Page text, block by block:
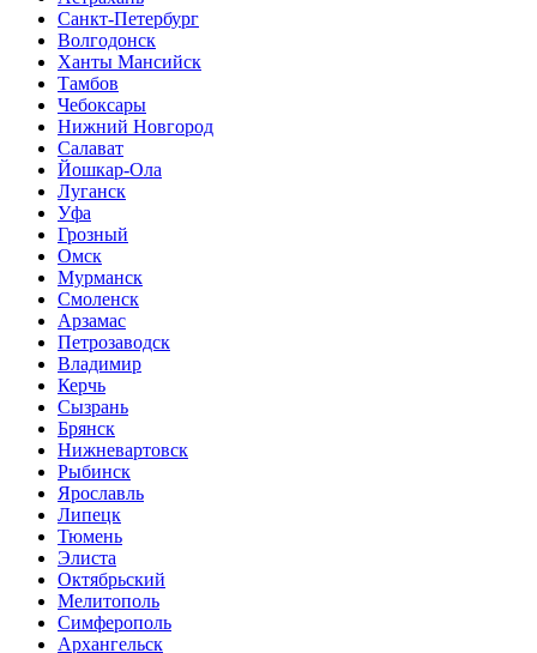
Санкт-Петербург
Волгодонск
Ханты Мансийск
Тамбов
Чебоксары
Нижний Новгород
Салават
Йошкар-Ола
Луганск
Уфа
Грозный
Омск
Мурманск
Смоленск
Арзамас
Петрозаводск
Владимир
Керчь
Сызрань
Брянск
Нижневартовск
Рыбинск
Ярославль
Липецк
Тюмень
Элиста
Октябрьский
Мелитополь
Симферополь
Архангельск